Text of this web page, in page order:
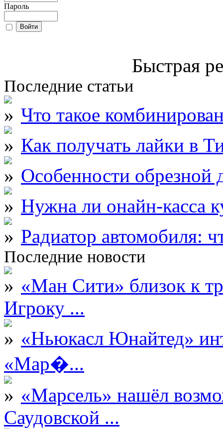
Пароль
Быстрая
Последние статьи
Что такое
Как получать лайки в
Особенности обрезной
Нужна ли онайн-касса
Радиатор автомобиля:
Последние новости
«Ман Сити» близок к
Игроку ...
«Ньюкасл Юнайтед»
«Мар�...
«Марсель» нашёл
Саудовской ...